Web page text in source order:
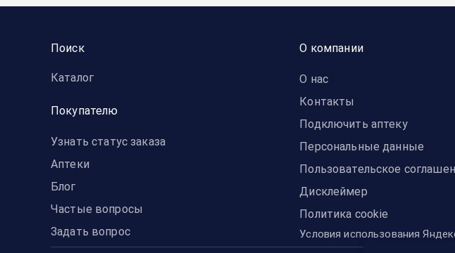
Поиск
Каталог
Покупателю
Узнать статус заказа
Аптеки
Блог
Частые вопросы
Задать вопрос
О компании
О нас
Контакты
Подключить аптеку
Персональные данные
Пользовательское
Дисклеймер
Политика cookie
Условия использования